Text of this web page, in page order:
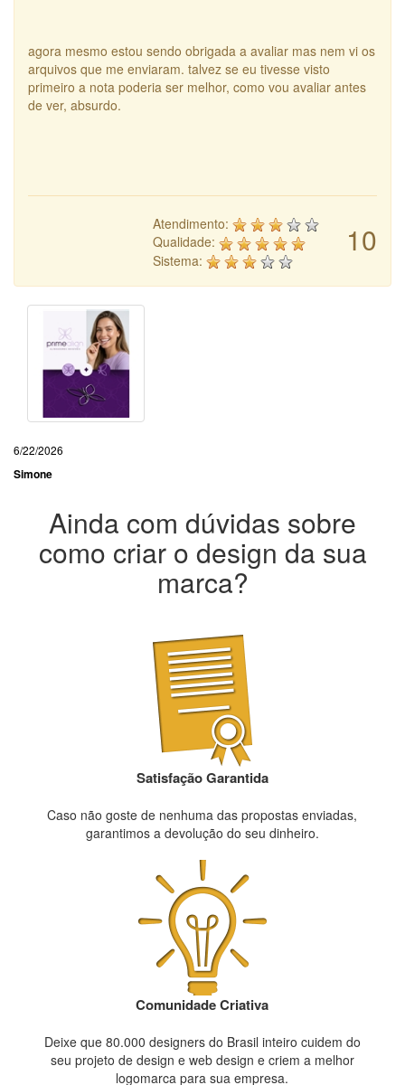
agora mesmo estou sendo obrigada a avaliar mas nem vi os
arquivos que me enviaram. talvez se eu tivesse visto
primeiro a nota poderia ser melhor, como vou avaliar antes
de ver, absurdo.
10
Atendimento:
Qualidade:
Sistema:
6/22/2026
Simone
Ainda com dúvidas sobre
como criar o design da sua
marca?
Satisfação Garantida
Caso não goste de nenhuma das propostas enviadas,
garantimos a devolução do seu dinheiro.
Comunidade Criativa
Deixe que 80.000 designers do Brasil inteiro cuidem do
seu projeto de design e web design e criem a melhor
logomarca para sua empresa.